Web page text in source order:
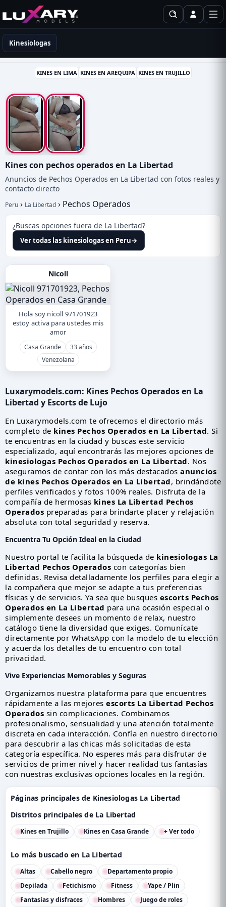
Kinesiólogas en Perú
Kinesiologas
KINES EN LIMA KINES EN AREQUIPA KINES EN TRUJILLO
Kines con pechos operados en La Libertad
Anuncios de Pechos Operados en La Libertad con fotos reales y
contacto directo
Peru › La Libertad › Pechos Operados
¿Buscas opciones fuera de La Libertad?
Ver todas las kinesiologas en Peru→
Nicoll
Hola soy nicoll 971701923
estoy activa para ustedes mis
amor
Casa Grande
33 años
Venezolana
Luxarymodels.com: Kines Pechos Operados en La
Libertad y Escorts de Lujo
En Luxarymodels.com te ofrecemos el directorio más
completo de kines Pechos Operados en La Libertad. Si
te encuentras en la ciudad y buscas este servicio
especializado, aquí encontrarás las mejores opciones de
kinesiologas Pechos Operados en La Libertad. Nos
aseguramos de contar con los más destacados anuncios
de kines Pechos Operados en La Libertad, brindándote
perfiles verificados y fotos 100% reales. Disfruta de la
compañía de hermosas kines La Libertad Pechos
Operados preparadas para brindarte placer y relajación
absoluta con total seguridad y reserva.
Encuentra Tu Opción Ideal en la Ciudad
Nuestro portal te facilita la búsqueda de kinesiologas La
Libertad Pechos Operados con categorías bien
definidas. Revisa detalladamente los perfiles para elegir a
la compañera que mejor se adapte a tus preferencias
físicas y de servicios. Ya sea que busques escorts Pechos
Operados en La Libertad para una ocasión especial o
simplemente desees un momento de relax, nuestro
catálogo tiene la diversidad que exiges. Comunícate
directamente por WhatsApp con la modelo de tu elección
y acuerda los detalles de tu encuentro con total
privacidad.
Vive Experiencias Memorables y Seguras
Organizamos nuestra plataforma para que encuentres
rápidamente a las mejores escorts La Libertad Pechos
Operados sin complicaciones. Combinamos
profesionalismo, sensualidad y una atención totalmente
discreta en cada interacción. Confía en nuestro directorio
para descubrir a las chicas más solicitadas de esta
categoría específica. No esperes más para disfrutar de
servicios de primer nivel y hacer realidad tus fantasías
con nuestras exclusivas opciones locales en la región.
Páginas principales de Kinesiologas La Libertad
Distritos principales de La Libertad
Kines en Trujillo Kines en Casa Grande + Ver todo
Lo más buscado en La Libertad
Altas Cabello negro
Departamento propio
Depilada
Fetichismo Fitness
Yape / Plin
Fantasías y disfraces
Hombres Juego de roles